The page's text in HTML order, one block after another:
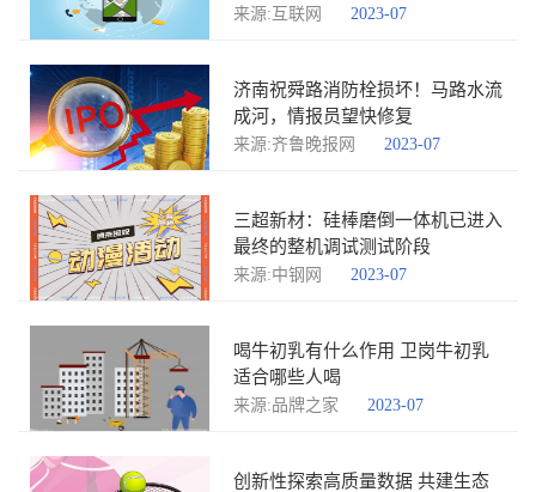
来源:互联网 2023-07
济南祝舜路消防栓损坏！马路水流
成河，情报员望快修复
来源:齐鲁晚报网 2023-07
三超新材：硅棒磨倒一体机已进入
最终的整机调试测试阶段
来源:中钢网 2023-07
喝牛初乳有什么作用 卫岗牛初乳
适合哪些人喝
来源:品牌之家 2023-07
创新性探索高质量数据 共建生态